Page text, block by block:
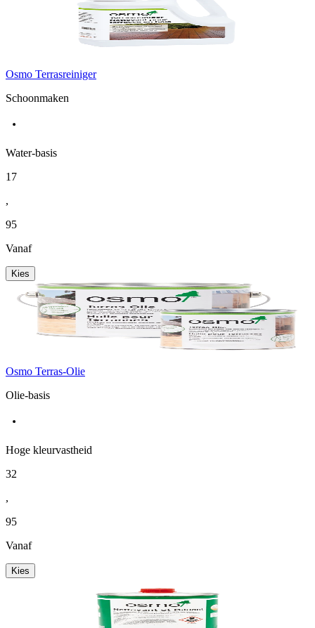
Osmo Terrasreiniger
Schoonmaken
Water-basis
17
,
95
Vanaf
Kies
Osmo Terras-Olie
Olie-basis
Hoge kleurvastheid
32
,
95
Vanaf
Kies